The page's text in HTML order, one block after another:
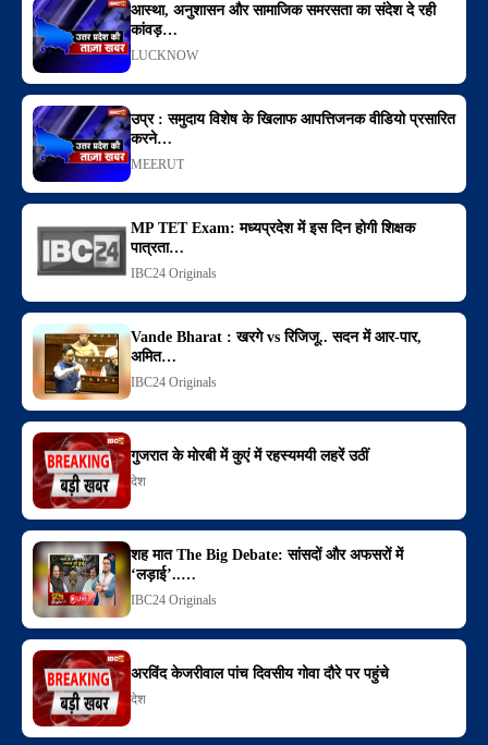
आस्था, अनुशासन और सामाजिक समरसता का संदेश दे रही
कांवड़…
LUCKNOW
उप्र : समुदाय विशेष के खिलाफ आपत्तिजनक वीडियो प्रसारित
करने…
MEERUT
MP TET Exam: मध्यप्रदेश में इस दिन होगी शिक्षक
पात्रता…
IBC24 Originals
Vande Bharat : खरगे vs रिजिजू.. सदन में आर-पार,
अमित…
IBC24 Originals
गुजरात के मोरबी में कुएं में रहस्यमयी लहरें उठीं
देश
शह मात The Big Debate: सांसदों और अफसरों में
‘लड़ाई’..…
IBC24 Originals
अरविंद केजरीवाल पांच दिवसीय गोवा दौरे पर पहुंचे
देश